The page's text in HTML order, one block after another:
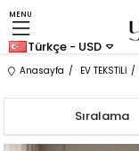
MENU
Türkçe - USD
Anasayfa EV TEKSTİLİ
Sıralama